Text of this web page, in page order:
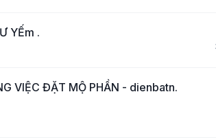
YẾm .
VIỆC ĐẶT MỘ PHẦN - dienbatn.